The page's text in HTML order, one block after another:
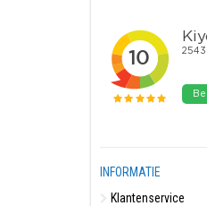
INFORMATIE
Klantenservice